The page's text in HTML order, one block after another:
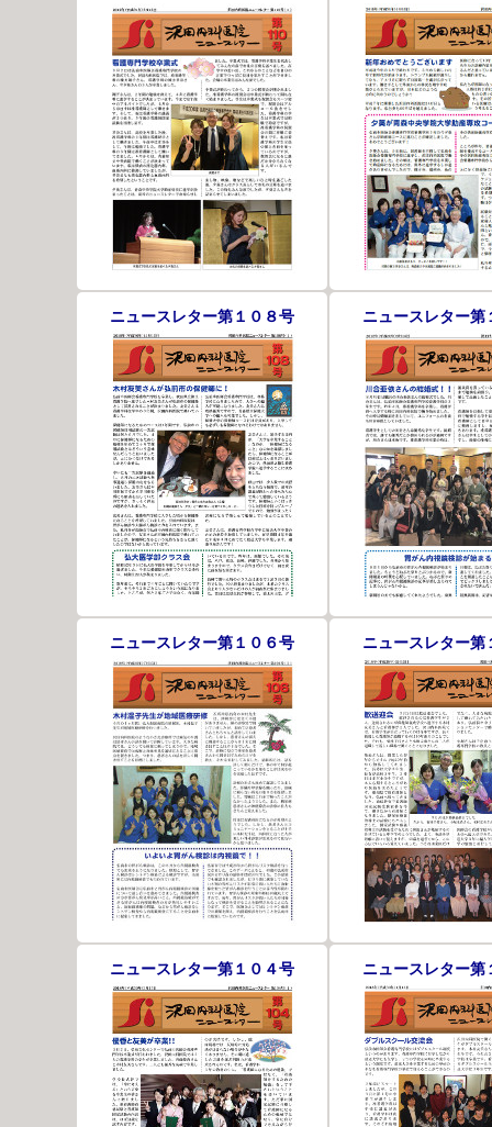
ニュースレター第１０８号 ニュースレター第
ニュースレター第１０６号 ニュースレター第
ニュースレター第１０４号 ニュースレター第